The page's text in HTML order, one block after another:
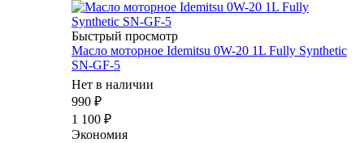
Быстрый просмотр
Масло моторное Idemitsu 0W-20 1L Fully Synthetic
SN-GF-5
Нет в наличии
990 ₽
1 100 ₽
Экономия